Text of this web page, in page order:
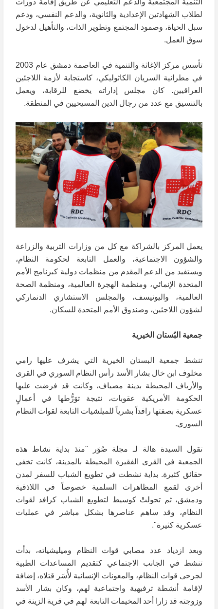
لطلاب الشهادتين الإعدادية والثانوية، والدعم النفسي، ودعم
سبل الحياة، وصمود المجتمع وتطوير الذات، والتأهيل لدخول
سوق العمل.
تأسس مركز الإغاثة والتنمية في العاصمة دمشق عام 2003
في مطرانية السريان الكاثوليكي، كاستجابة لأزمة اللاجئين
العراقيين. كان مجلس إداراته يخضع للرقابة، ويعمل
بالتنسيق مع عدد من رجال الدين المسيحيين في المنطقة.
يعمل المركز بالشراكة مع كل من وزارات التربية والزراعة
والشؤون الاجتماعية، والعمل التابعة لحكومة النظام،
ويستفيد من الدعم المقدم من منظمات دولية كبرنامج الأمم
المتحدة الإنمائي، ومنظمة الهجرة العالمية، ومنظمة الصحة
العالمية، واليونيسف، والمجلس الاستشاري الدنماركي
لشؤون اللاجئين، وصندوق الأمم المتحدة للسكان.
جمعية البُستان الخيرية
تنشط جمعية البستان الخيرية التي يشرف عليها رامي
مخلوف ابن خال بشار الأسد رأس النظام السوري في القرى
والأرياف المحيطة بدينة مصياف، وكانت قد فرضت عليها
الحكومة الأمريكية عقوبات، نتيجة توَرُّطها في أعمالٍ
عسكرية بصفتها رافداً بشرياً للميلشيات التابعة لقوات النظام
السوري.
تقول السيدة هالة لـ مجلة صُوَر "منذ بداية نشاط هذه
الجمعية في القرى الفقيرة المحيطة بالمدينة، كانت تخفي
حقائق كثيرة. بداية نشطت في تطويع الشباب للسفر لمدن
أخرى لقمع المظاهرات السلمية خصوصاً في اللاذقية
ودمشق، ثم تحولتْ كوسيط لتطويع الشباب كرافد لقوات
النظام، وقد ساهم عناصرها بشكل مباشر في عمليات
عسكرية كثيرة".
وبعد ازدياد عدد مصابي قوات النظام وميليشياته، بدأت
تنشط في الجانب الاجتماعي كتقديم المساعدات الطبية
لجرحى قوات النظام، والمعونات الإنسانية لأُسَر قتلاه، إضافة
لإقامة أنشطة ترفيهية واجتماعية لهم، وكان بشار الأسد
وزوجته قد زارا أحد المخيمات التابعة لهم في قرية الزينة في